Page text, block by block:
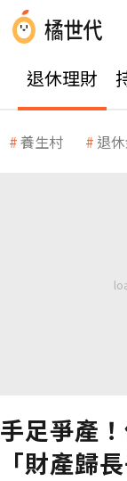
退休理財
養生村 退
手足爭產
「財產歸